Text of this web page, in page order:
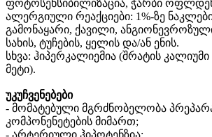
ფოტოსენსიბილიზაცია, ჭარბი
ალერგიული რეაქციები: 1%-ზე ნაკლები
გამონაყარი, ქავილი, ანგიონევროზული
სახის, ტუჩების, ყელის და/ან ენის.
სხვა: ჰიპერკალიემია (შრატის
მეტი).
უკუჩვენებები
- მომატებული მგრძნობელობა
კომპონენეტების მიმართ;
- არტერიული ჰიპოტენზია;